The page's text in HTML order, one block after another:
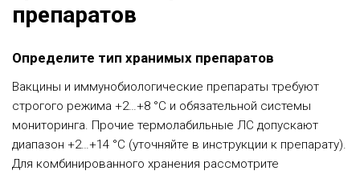
препаратов
Определите тип хранимых препаратов
Вакцины и иммунобиологические препараты требуют
строгого режима +2…+8 °С и обязательной системы
мониторинга. Прочие термолабильные ЛС допускают
диапазон +2…+14 °С (уточняйте в инструкции к препарату).
Для комбинированного хранения рассмотрите